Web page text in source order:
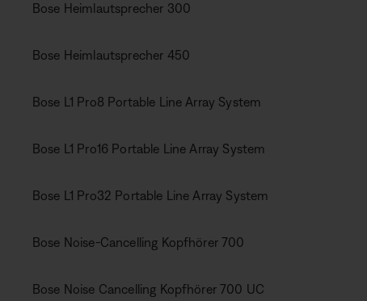
Bose Heimlautsprecher 300
Bose Heimlautsprecher 450
Bose L1 Pro8 Portable Line Array System
Bose L1 Pro16 Portable Line Array System
Bose L1 Pro32 Portable Line Array System
Bose Noise-Cancelling Kopfhörer 700
Bose Noise Cancelling Kopfhörer 700 UC